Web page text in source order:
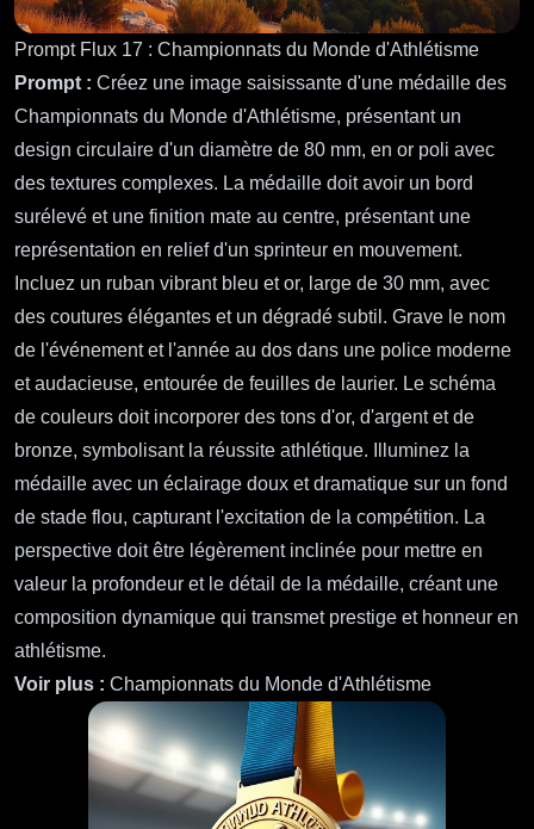
rocheuse, mettant en valeur sa texture de calcaire ancien et
ses frises complexes. Entourant le temple, le terrain
accidenté de l'Acropole est parsemé d'oliviers sauvages et
de rochers épars, contrastant avec les lignes épurées de la
structure. En arrière-plan, la ville d'Athènes s'étend, avec
des bâtiments modernes juxtaposés au site historique. Le
ciel est un mélange d'oranges, de roses et de violets,
reflétant la riche histoire de ce site du patrimoine mondial
de l'UNESCO. Capturez cette scène dans un style doux et
romantique, en mettant l'accent sur la qualité éthérée du
crépuscule, tout en soulignant la signification culturelle de
l'Acropole en tant que symbole de la civilisation grecque
antique et de la démocratie.
Voir plus :Acropole d'Athènes
Prompt Flux 17 : Championnats du Monde d'Athlétisme
Créez une image saisissante d'une médaille des